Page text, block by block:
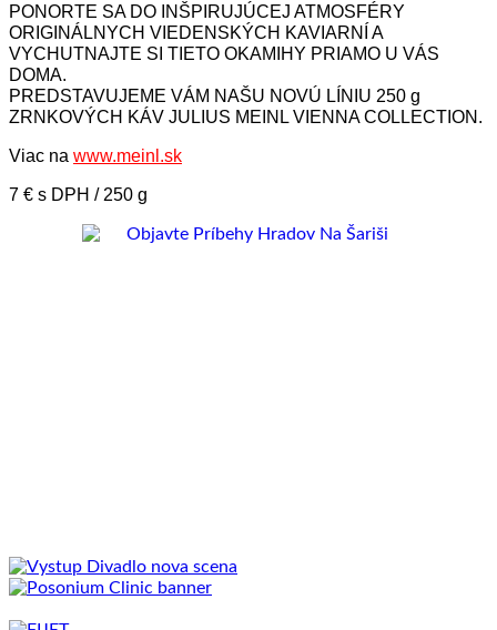
PONORTE SA DO INŠPIRUJÚCEJ ATMOSFÉRY
ORIGINÁLNYCH VIEDENSKÝCH KAVIARNÍ A
VYCHUTNAJTE SI TIETO OKAMIHY PRIAMO U VÁS
DOMA.
PREDSTAVUJEME VÁM NAŠU NOVÚ LÍNIU 250 g
ZRNKOVÝCH KÁV JULIUS MEINL VIENNA COLLECTION.
Viac na www.meinl.sk
7 € s DPH / 250 g